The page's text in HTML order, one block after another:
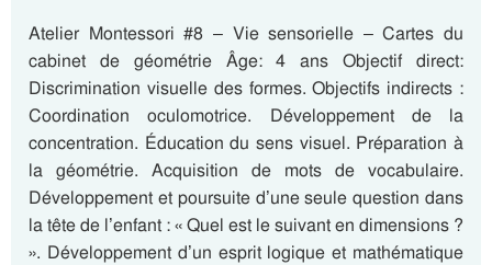
Atelier Montessori #8 – Vie sensorielle – Cartes du
cabinet de géométrie Âge: 4 ans Objectif direct:
Discrimination visuelle des formes. Objectifs indirects :
Coordination oculomotrice. Développement de la
concentration. Éducation du sens visuel. Préparation à
la géométrie. Acquisition de mots de vocabulaire.
Développement et poursuite d’une seule question dans
la tête de l’enfant : « Quel est le suivant en dimensions ?
». Développement d’un esprit logique et mathématique